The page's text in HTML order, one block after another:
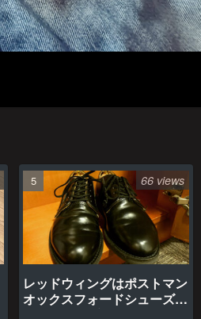
レッドウィングはポストマン
オックスフォードシューズ約
1年間の経年変化
66 views